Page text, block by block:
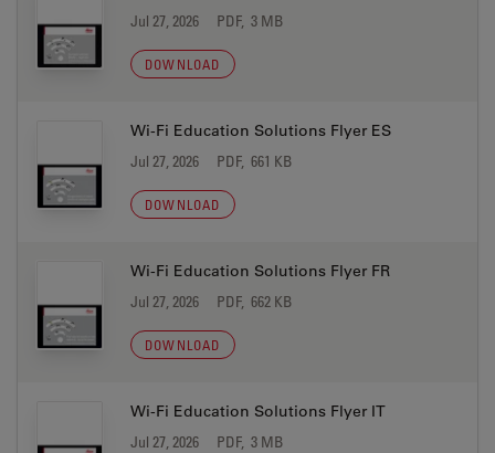
Jul 27, 2026 PDF, 3 MB
DOWNLOAD
Wi-Fi Education Solutions Flyer ES
Jul 27, 2026 PDF, 661 KB
DOWNLOAD
Wi-Fi Education Solutions Flyer FR
Jul 27, 2026 PDF, 662 KB
DOWNLOAD
Wi-Fi Education Solutions Flyer IT
Jul 27, 2026 PDF, 3 MB